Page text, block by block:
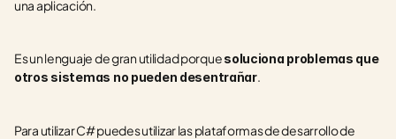
una aplicación.
Es un lenguaje de gran utilidad porque soluciona problemas que
otros sistemas no pueden desentrañar.
Para utilizar C# puedes utilizar las plataformas de desarrollo de